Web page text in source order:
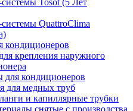
QuattroClima
кондиционеров
крепления наружного
кондиционеров
для медных труб
и капиллярные трубки
снятые с производства